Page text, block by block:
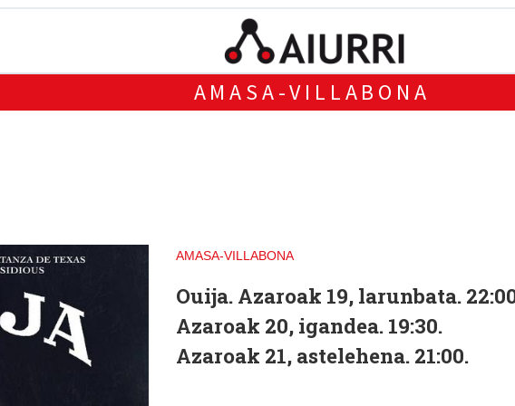
AMASA-VILLABONA
AMASA-VILLABONA
Ouija. Azaroak 19, larunbata.
Azaroak 20, igandea. 19:30.
Azaroak 21, astelehena. 21:00.